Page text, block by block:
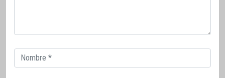
Correo
electrónico